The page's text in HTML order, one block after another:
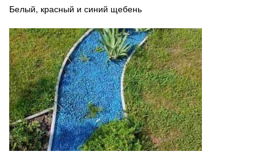
Белый, красный и синий щебень